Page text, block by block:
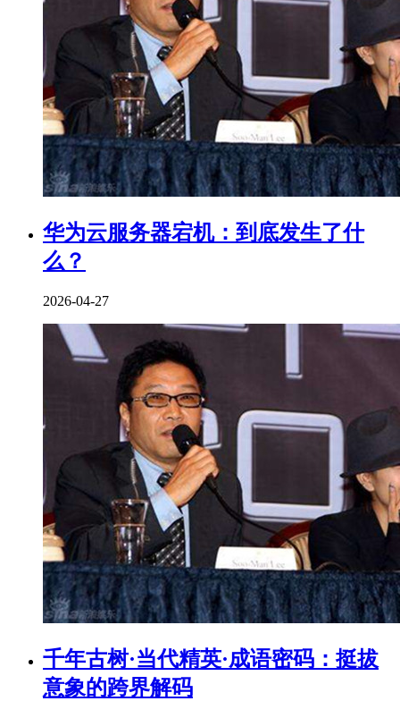
华为云服务器宕机：到底发生了什
么？
2026-04-27
千年古树·当代精英·成语密码：挺拔
意象的跨界解码